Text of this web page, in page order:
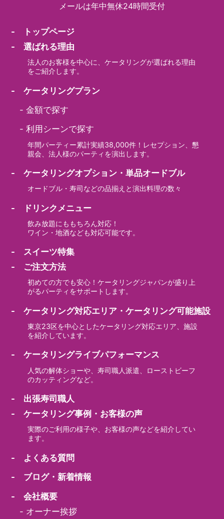
メールは年中無休24時間受付
- トップページ
- 選ばれる理由
法人のお客様を中心に、ケータリングが選ばれる理由
をご紹介します。
- ケータリングプラン
-金額で探す
-利用シーンで探す
年間パーティー累計実績38,000件！レセプション、懇
親会、法人様のパーティを演出します。
- ケータリングオプション・単品オードブル
オードブル・寿司などの品揃えと演出料理の数々
- ドリンクメニュー
飲み放題にももちろん対応！
ワイン・地酒なども対応可能です。
- スイーツ特集
- ご注文方法
初めての方でも安心！ケータリングジャパンが盛り上
がるパーティをサポートします。
- ケータリング対応エリア・ケータリング可能施設
東京23区を中心としたケータリング対応エリア、施設
を紹介しています。
- ケータリングライブパフォーマンス
人気の解体ショーや、寿司職人派遣、ローストビーフ
のカッティングなど。
- 出張寿司職人
- ケータリング事例・お客様の声
実際のご利用の様子や、お客様の声などを紹介してい
ます。
- よくある質問
- ブログ・新着情報
- 会社概要
- オーナー挨拶